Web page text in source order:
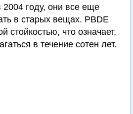
году, они все еще
в старых вещах. PBDE
стойкостью, что означает,
в течение сотен лет.